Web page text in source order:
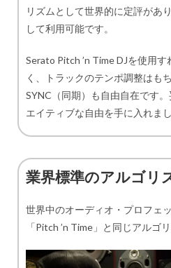
リズムとして世界的に定評があ
して利用可能です。
Serato Pitch ’n Time DJを使用
く、トラックのテンポ調整はも
SYNC（同期）も自由自在です
エイティブな自由を手に入れまし
業界標準のアルゴリ
世界中のオーディオ・プロフェ
「Pitch ’n Time」と同じアルゴ